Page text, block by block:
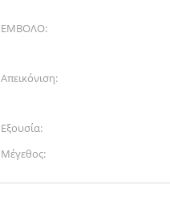
ΕΜΒΟΛΟ:
Απεικόνιση:
Εξουσία:
Μέγεθος: